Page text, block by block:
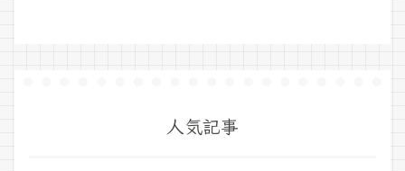
人気記事